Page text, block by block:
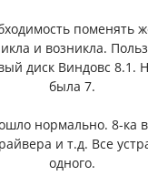
поменять
и возникла.
диск Виндовс 8.1.
была 7.
нормально. 8-ка
и т.д. Все
одного.